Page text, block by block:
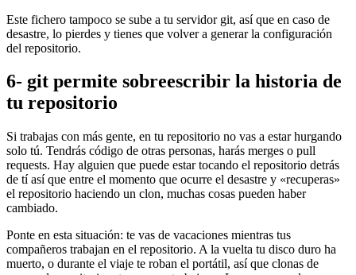
Este fichero tampoco se sube a tu servidor git, así que en caso de
desastre, lo pierdes y tienes que volver a generar la configuración
del repositorio.
6- git permite sobreescribir la historia de
tu repositorio
Si trabajas con más gente, en tu repositorio no vas a estar hurgando
solo tú. Tendrás código de otras personas, harás merges o pull
requests. Hay alguien que puede estar tocando el repositorio detrás
de tí así que entre el momento que ocurre el desastre y «recuperas»
el repositorio haciendo un clon, muchas cosas pueden haber
cambiado.
Ponte en esta situación: te vas de vacaciones mientras tus
compañeros trabajan en el repositorio. A la vuelta tu disco duro ha
muerto, o durante el viaje te roban el portátil, así que clonas de